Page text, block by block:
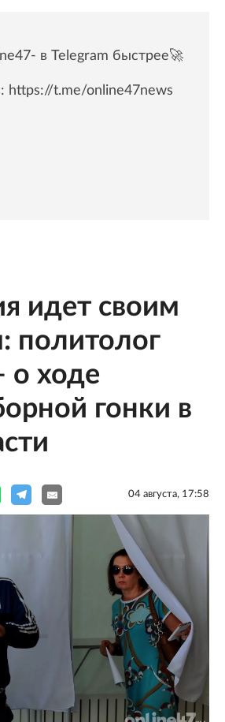
в Telegram быстрее🚀
https://t.me/online47news
идет своим
политолог
ходе
гонки в
04 августа, 17:58